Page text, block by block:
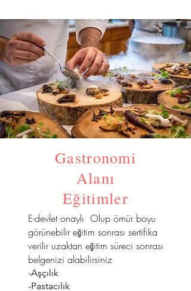
Gastronomi
Alanı
Eğitimler
E-devlet onaylı Olup ömür boyu
görünebilir eğitim sonrası sertifika
verilir uzaktan eğitim süreci sonrası
belgenizi alabilirsiniz
-Aşçılık
-Pastacılık